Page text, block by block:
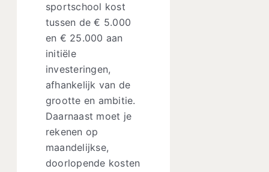
sportschool kost
tussen de € 5.000
en € 25.000 aan
initiële
investeringen,
afhankelijk van de
grootte en ambitie.
Daarnaast moet je
rekenen op
maandelijkse,
doorlopende kosten